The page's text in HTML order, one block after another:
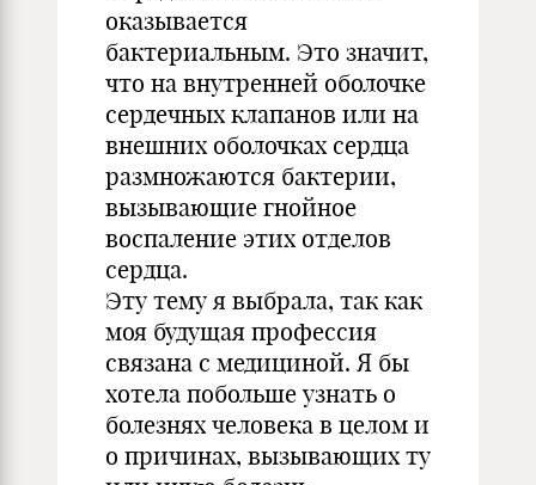
оказывается
бактериальным. Это значит,
что на внутренней оболочке
сердечных клапанов или на
внешних оболочках сердца
размножаются бактерии,
вызывающие гнойное
воспаление этих отделов
сердца.
Эту тему я выбрала, так как
моя будущая профессия
связана с медициной. Я бы
хотела побольше узнать о
болезнях человека в целом и
о причинах, вызывающих ту